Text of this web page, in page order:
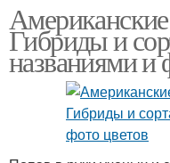
Гибриды и
названиями и